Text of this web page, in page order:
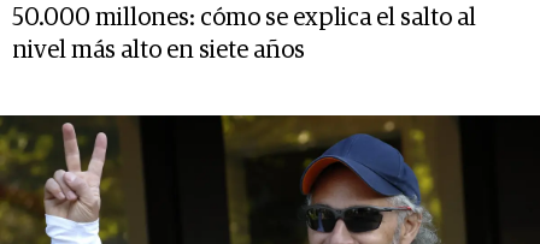
50.000 millones: cómo se explica el salto al
nivel más alto en siete años